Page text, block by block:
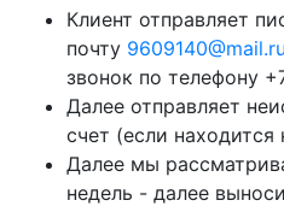
Клиент отправляет
почту 9609140@mail.ru
звонок по телефону
Далее отправляет
счет (если находится
Далее мы
недель - далее